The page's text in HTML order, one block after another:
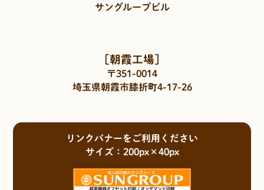
サングループビル
［朝霞工場］
〒351-0014
埼玉県朝霞市膝折町4-17-26
リンクバナーをご利用ください
サイズ：200px×40px